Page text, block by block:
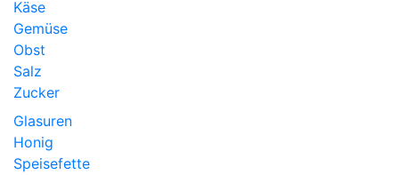
Käse
Gemüse
Obst
Salz
Zucker
Glasuren
Honig
Speisefette